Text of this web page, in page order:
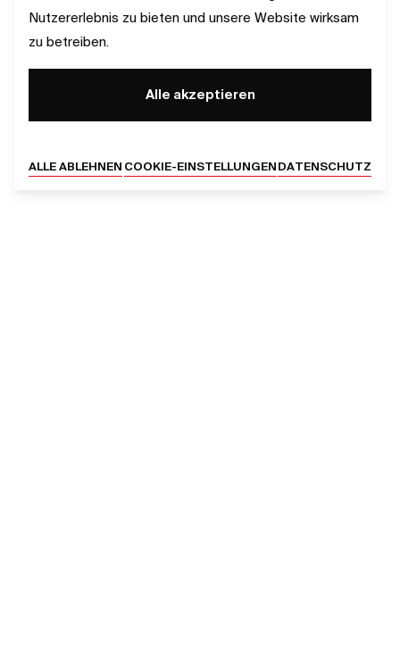
Nutzererlebnis zu bieten und unsere Website wirksam
zu betreiben.
Alle akzeptieren
ALLE ABLEHNEN COOKIE-EINSTELLUNGENDATENSCHUTZ